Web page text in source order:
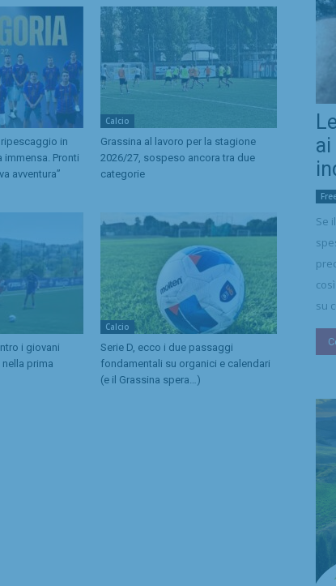
in
immensa. Pronti
avventura”
Calcio
Grassina al lavoro per la stagione
2026/27, sospeso ancora tra due
categorie
i giovani
prima
Calcio
Serie D, ecco i due passaggi
fondamentali su organici e calendari
(e il Grassina spera…)
Se
su